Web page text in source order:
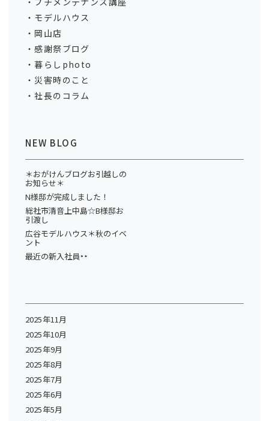
モデルハウス
岡山店
感謝祭ブログ
暮らしphoto
災害時のこと
社長のコラム
NEW BLOG
＊おがけんブログお引越しの
お知らせ＊
N様邸が完成しました！
総社市清音上中島☆B様邸お
引渡し
広谷モデルハウス＊秋のイベ
ント
最近の新入社員
2025年11月
2025年10月
2025年9月
2025年8月
2025年7月
2025年6月
2025年5月